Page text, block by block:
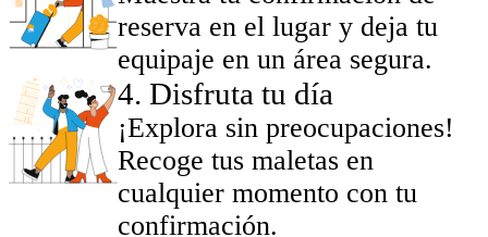
reserva en el lugar y deja tu
equipaje en un área segura.
4. Disfruta tu día
¡Explora sin preocupaciones!
Recoge tus maletas en
cualquier momento con tu
confirmación.